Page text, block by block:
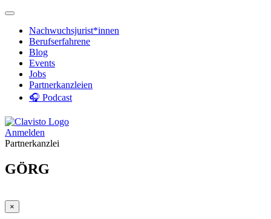
Nachwuchsjurist*innen
Berufserfahrene
Blog
Events
Jobs
Partnerkanzleien
🎧 Podcast
Anmelden
Partnerkanzlei
GÖRG
×